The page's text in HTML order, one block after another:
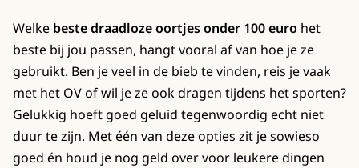
Welke beste draadloze oortjes onder 100 euro het
beste bij jou passen, hangt vooral af van hoe je ze
gebruikt. Ben je veel in de bieb te vinden, reis je vaak
met het OV of wil je ze ook dragen tijdens het sporten?
Gelukkig hoeft goed geluid tegenwoordig echt niet
duur te zijn. Met één van deze opties zit je sowieso
goed én houd je nog geld over voor leukere dingen